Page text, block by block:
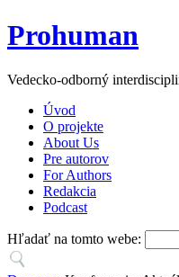
Prohuman
Vedecko-odborný
Úvod
O projekte
About Us
Pre autorov
For Authors
Redakcia
Podcast
Hľadať na tomto webe: